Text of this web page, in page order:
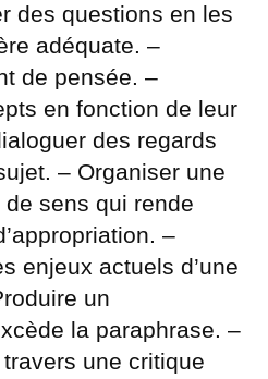
des questions en les
adéquate. –
de pensée. –
en fonction de leur
des regards
– Organiser une
sens qui rende
–
enjeux actuels d’une
un
la paraphrase. –
une critique